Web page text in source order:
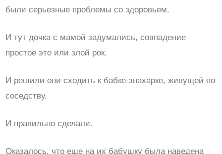
были серьезные проблемы со здоровьем.
И тут дочка с мамой задумались, совпадение
простое это или злой рок.
И решили они сходить к бабке-знахарке, живущей по
соседству.
И правильно сделали.
Оказалось, что еще на их бабушку была наведена